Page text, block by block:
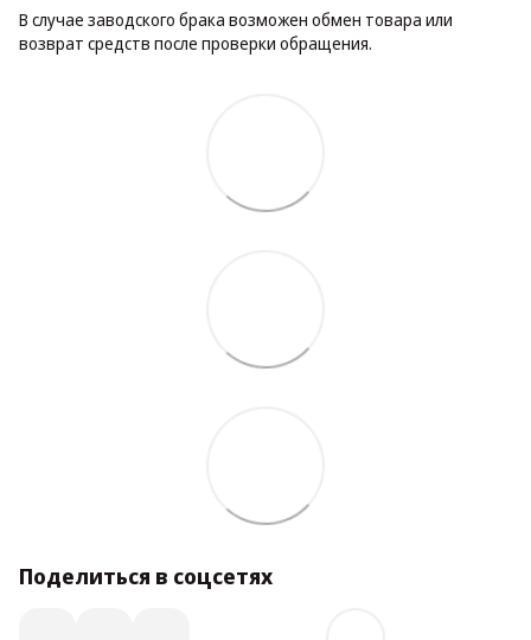
В случае заводского брака возможен обмен товара или
возврат средств после проверки обращения.
Поделиться в соцсетях